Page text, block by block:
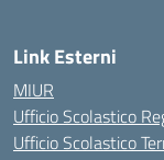
Link Esterni
MIUR
Ufficio Scolastico
Ufficio Scolastico